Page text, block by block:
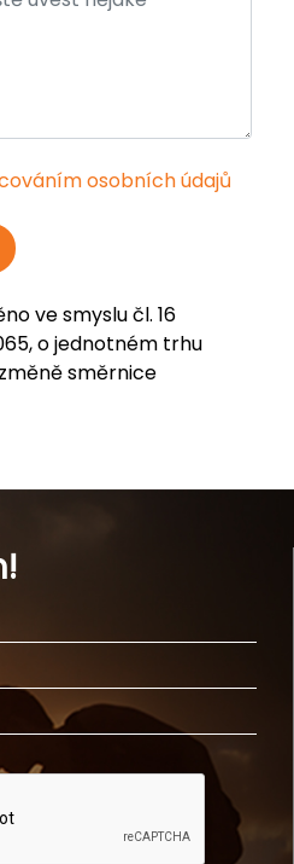
osobních údajů
ve smyslu čl. 16
o jednotném trhu
směrnice